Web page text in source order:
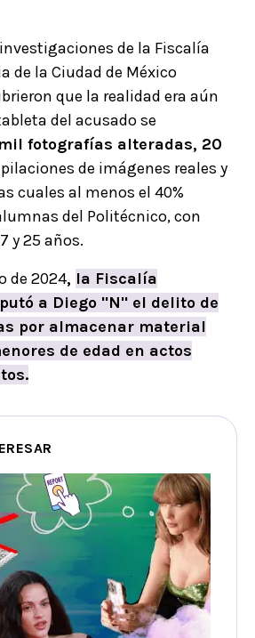
de la Fiscalía
de la Ciudad de México
que la realidad era aún
del acusado se
fotografías alteradas, 20
de imágenes reales y
cuales al menos el 40%
del Politécnico, con
y 25 años.
de 2024, la Fiscalía
a Diego "N" el delito de
por almacenar material
de edad en actos